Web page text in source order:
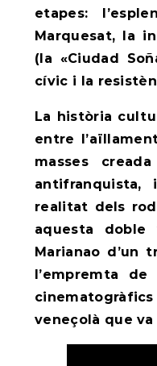
etapes:
Marquesat, la
(la «Ciudad
cívic i la
La història
entre
masses
realitat dels
aquesta
Marianao d’un
l’empremta
veneçolà que